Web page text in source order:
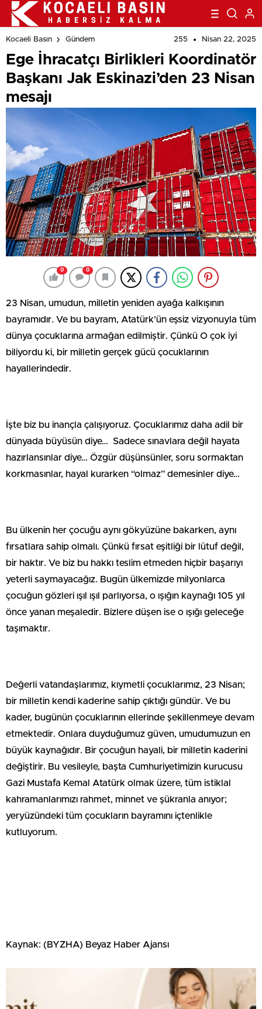
Kocaeli Basın Gündem 255 Nisan 22, 2025
Ege İhracatçı Birlikleri Koordinatör
Başkanı Jak Eskinazi’den 23 Nisan
mesajı
0 0
23 Nisan, umudun, milletin yeniden ayağa kalkışının
bayramıdır. Ve bu bayram, Atatürk’ün eşsiz vizyonuyla tüm
dünya çocuklarına armağan edilmiştir. Çünkü O çok iyi
biliyordu ki, bir milletin gerçek gücü çocuklarının
hayallerindedir.
İşte biz bu inançla çalışıyoruz. Çocuklarımız daha adil bir
dünyada büyüsün diye… Sadece sınavlara değil hayata
hazırlansınlar diye… Özgür düşünsünler, soru sormaktan
korkmasınlar, hayal kurarken “olmaz” demesinler diye…
Bu ülkenin her çocuğu aynı gökyüzüne bakarken, aynı
fırsatlara sahip olmalı. Çünkü fırsat eşitliği bir lütuf değil,
bir haktır. Ve biz bu hakkı teslim etmeden hiçbir başarıyı
yeterli saymayacağız. Bugün ülkemizde milyonlarca
çocuğun gözleri ışıl ışıl parlıyorsa, o ışığın kaynağı 105 yıl
önce yanan meşaledir. Bizlere düşen ise o ışığı geleceğe
taşımaktır.
Değerli vatandaşlarımız, kıymetli çocuklarımız, 23 Nisan;
bir milletin kendi kaderine sahip çıktığı gündür. Ve bu
kader, bugünün çocuklarının ellerinde şekillenmeye devam
etmektedir. Onlara duyduğumuz güven, umudumuzun en
büyük kaynağıdır. Bir çocuğun hayali, bir milletin kaderini
değiştirir. Bu vesileyle, başta Cumhuriyetimizin kurucusu
Gazi Mustafa Kemal Atatürk olmak üzere, tüm istiklal
kahramanlarımızı rahmet, minnet ve şükranla anıyor;
yeryüzündeki tüm çocukların bayramını içtenlikle
kutluyorum.
Kaynak: (BYZHA) Beyaz Haber Ajansı